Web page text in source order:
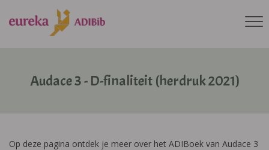
Audace 3 - D-finaliteit (herdruk 2021)
Op deze pagina ontdek je meer over het ADIBoek van Audace 3